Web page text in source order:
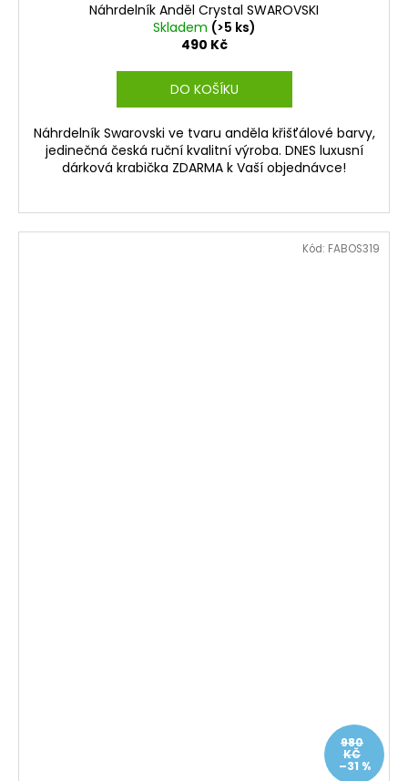
Náhrdelník Anděl Crystal SWAROVSKI
Skladem (>5 ks)
490 Kč
DO KOŠÍKU
Náhrdelník Swarovski ve tvaru anděla křišťálové barvy,
jedinečná česká ruční kvalitní výroba. DNES luxusní
dárková krabička ZDARMA k Vaší objednávce!
980
KČ
–31 %
Kód: FABOS319